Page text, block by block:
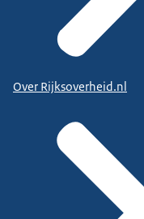
Over Rijksoverheid.nl